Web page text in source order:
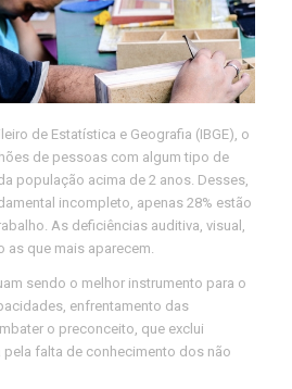
de Estatística e Geografia (IBGE), o
de pessoas com algum tipo de
população acima de 2 anos. Desses,
incompleto, apenas 28% estão
As deficiências auditiva, visual,
as que mais aparecem.
sendo o melhor instrumento para o
enfrentamento das
o preconceito, que exclui
falta de conhecimento dos não